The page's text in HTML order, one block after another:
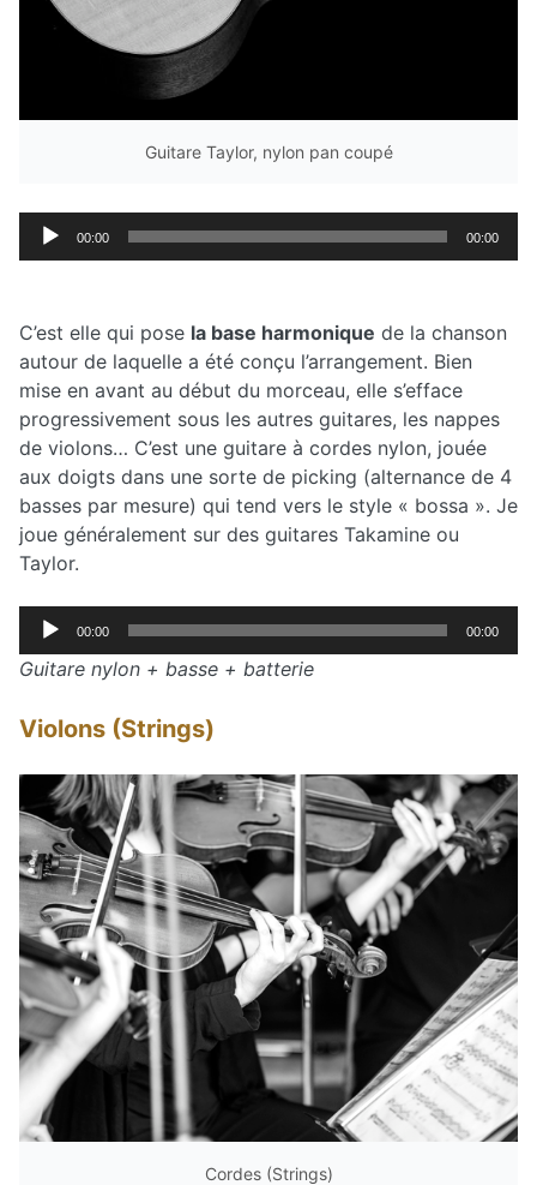
Guitare Taylor, nylon pan coupé
Lecteur00:00 00:00
C’est elle qui pose la base harmonique de la chanson
autour de laquelle a été conçu l’arrangement. Bien
mise en avant au début du morceau, elle s’efface
progressivement sous les autres guitares, les nappes
de violons… C’est une guitare à cordes nylon, jouée
aux doigts dans une sorte de picking (alternance de 4
basses par mesure) qui tend vers le style « bossa ». Je
joue généralement sur des guitares Takamine ou
Taylor.
Lecteur00:00 00:00
Guitare nylon + basse + batterie
Violons (Strings)
Cordes (Strings)